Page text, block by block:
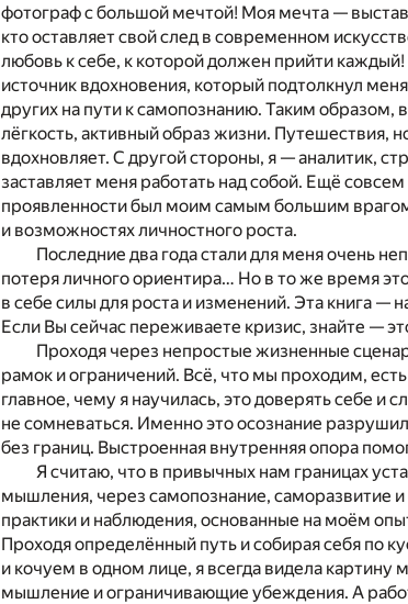
фотограф с большой мечтой! Моя мечта —
кто оставляет свой след в современном
любовь к себе, к которой должен прийти
источник вдохновения, который подтолкнул
других на пути к самопознанию. Таким
лёгкость, активный образ жизни. Путешествия,
вдохновляет. С другой стороны, я — аналитик,
заставляет меня работать над собой. Ещё
проявленности был моим самым большим
и возможностях личностного роста.
Последние два года стали для меня очень
потеря личного ориентира… Но в то же время
в себе силы для роста и изменений. Эта книга
Если Вы сейчас переживаете кризис, знайте —
Проходя через непростые жизненные
рамок и ограничений. Всё, что мы проходим,
главное, чему я научилась, это доверять себе и
не сомневаться. Именно это осознание
без границ. Выстроенная внутренняя опора
Я считаю, что в привычных нам границах
мышления, через самопознание, саморазвитие
практики и наблюдения, основанные на моём
Проходя определённый путь и собирая себя по
и кочуем в одном лице, я всегда видела
мышление и ограничивающие убеждения. А